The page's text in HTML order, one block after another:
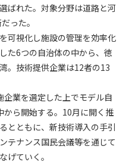
ばれた。対象分野は道路と河
った。
可視化し施設の管理を効率化
た6つの自治体の中から、徳
。技術提供企業は12者の13
業を選定した上でモデル自
ら開始する。10月に開く推
とともに、新技術導入の手引
テナンス国民会議等を通じて
げていく。
なします。
消し）
の会員申込手続きを完了
います。
会員申込みをした者が以下
わかった場合、その者の会
があります。
なかった場合